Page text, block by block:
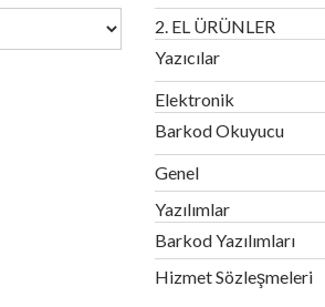
2. EL ÜRÜNLER
Yazıcılar
Elektronik
Barkod Okuyucu
Genel
Yazılımlar
Barkod Yazılımları
Hizmet Sözleşmeleri